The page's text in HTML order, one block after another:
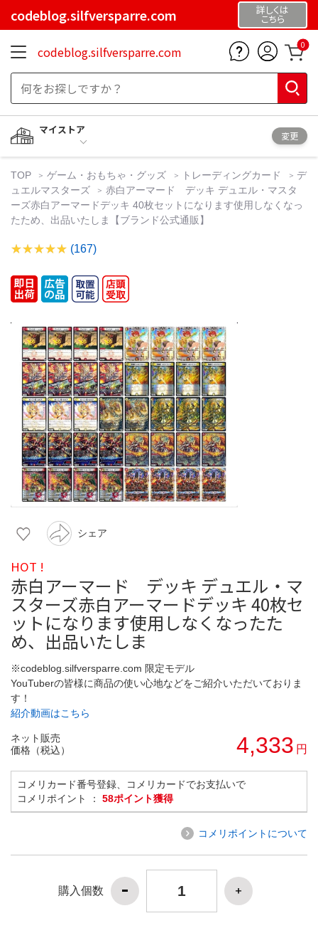
codeblog.silfversparre.com 詳しくは
こちら
codeblog.silfversparre.com 0
マイストア
変更
TOP ゲーム・おもちゃ・グッズ トレーディングカード
デ
ュエルマスターズ
赤白アーマード デッキ デュエル・マスタ
ーズ赤白アーマードデッキ 40枚セットになります使用しなくなっ
たため、出品いたしま【ブランド公式通販】
(167)
シェア
HOT !
赤白アーマード デッキ デュエル・マ
スターズ赤白アーマードデッキ 40枚セ
ットになります使用しなくなったた
め、出品いたしま
※codeblog.silfversparre.com 限定モデル
YouTuberの皆様に商品の使い心地などをご紹介いただいておりま
す！
紹介動画はこちら
ネット販売
価格（税込）
4,333 円
コメリカード番号登録、コメリカードでお支払いで
コメリポイント ： 58ポイント獲得
コメリポイントについて
購入個数